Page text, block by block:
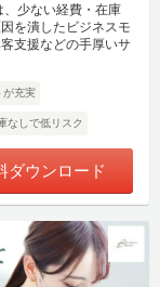
少ない経費・在庫
を潰したビジネスモ
支援などの手厚いサ
が充実
なしで低リスク
ダウンロード